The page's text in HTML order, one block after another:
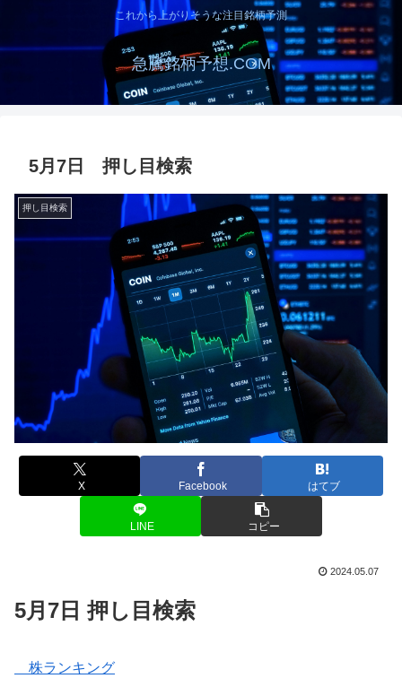
これから上がりそうな注目銘柄予測
急騰銘柄予想.COM
5月7日 押し目検索
押し目検索
X Facebook はてブ
LINE コピー
2024.05.07
5月7日 押し目検索
株ランキング